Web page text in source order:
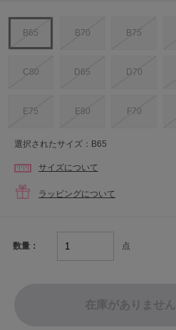
B65 B70 B75
C80 D65 D70
E75 E80 F70
選択されたサイズ：B65
サイズについて
ラッピングについて
数量： 点
在庫がありません